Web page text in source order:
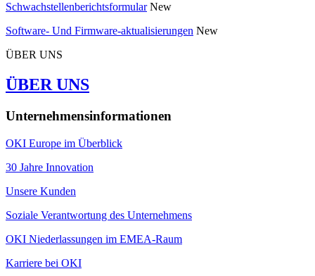
Schwachstellenberichtsformular New
Software- Und Firmware-aktualisierungen New
ÜBER UNS
ÜBER UNS
Unternehmensinformationen
OKI Europe im Überblick
30 Jahre Innovation
Unsere Kunden
Soziale Verantwortung des Unternehmens
OKI Niederlassungen im EMEA-Raum
Karriere bei OKI